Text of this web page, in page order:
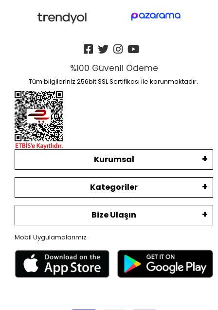
%100 Güvenli Ödeme
Tüm bilgileriniz 256bit SSL Sertifikası ile korunmaktadır.
Kurumsal
Kategoriler
Bize Ulaşın
Mobil Uygulamalarımız